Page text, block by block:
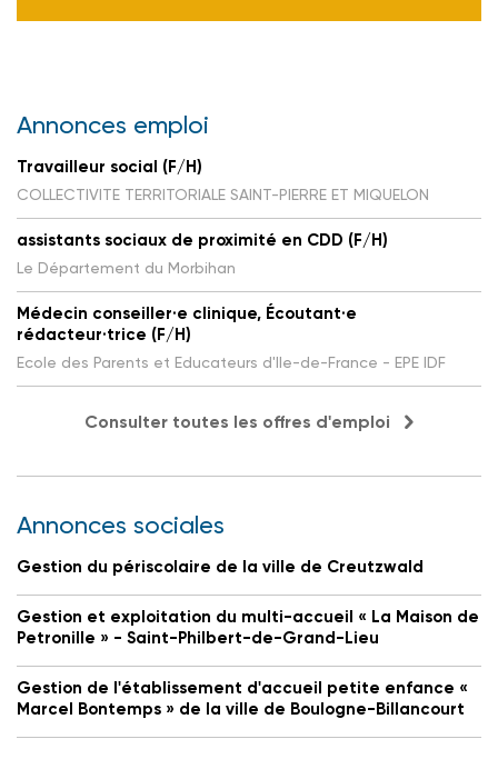
Annonces emploi
Travailleur social (F/H)
COLLECTIVITE TERRITORIALE SAINT-PIERRE ET MIQUELON
assistants sociaux de proximité en CDD (F/H)
Le Département du Morbihan
Médecin conseiller·e clinique, Écoutant·e
rédacteur·trice (F/H)
Ecole des Parents et Educateurs d'Ile-de-France - EPE IDF
Consulter toutes les offres d'emploi
Annonces sociales
Gestion du périscolaire de la ville de Creutzwald
Gestion et exploitation du multi-accueil « La Maison de
Petronille » - Saint-Philbert-de-Grand-Lieu
Gestion de l'établissement d'accueil petite enfance «
Marcel Bontemps » de la ville de Boulogne-Billancourt